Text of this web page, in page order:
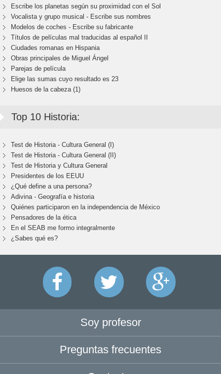
Escribe los planetas según su proximidad con el Sol
Vocalista y grupo musical - Escribe sus nombres
Modelos de coches - Escribe su fabricante
Títulos de películas mal traducidas al español II
Ciudades romanas en Hispania
Obras principales de Miguel Ángel
Parejas de película
Elige las sumas cuyo resultado es 23
Huesos de la cabeza (1)
Top 10 Historia:
Test de Historia - Cultura General (I)
Test de Historia - Cultura General (II)
Test de Historia y Cultura General
Presidentes de los EEUU
¿Qué define a una persona?
Adivina - Geografía e historia
Quiénes participaron en la independencia de México
Pensadores de la ética
En el SEAB me formo integralmente
¿Sabes qué es?
Soy profesor
Preguntas frecuentes